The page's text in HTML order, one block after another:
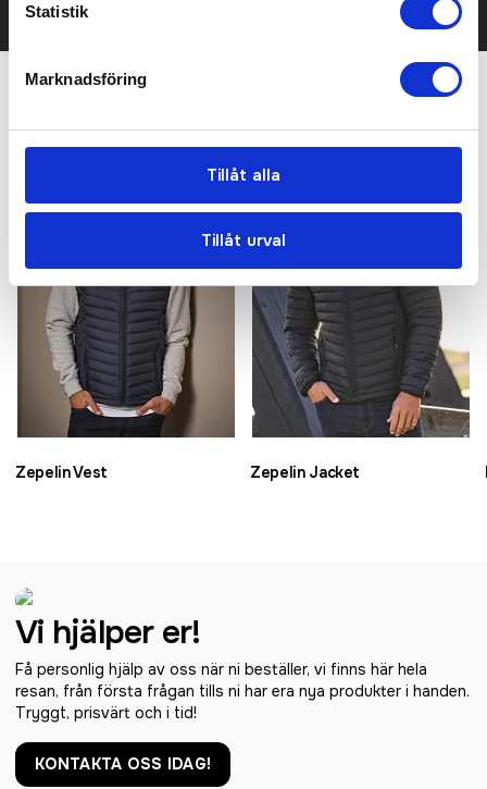
Statistik
Marknadsföring
Tillåt alla
Tillåt urval
Zepelin Vest
Bästsäljare
Zepelin Jacket
Vi hjälper er!
Få personlig hjälp av oss när ni beställer, vi finns här hela
resan, från första frågan tills ni har era nya produkter i handen.
Tryggt, prisvärt och i tid!
KONTAKTA OSS IDAG!